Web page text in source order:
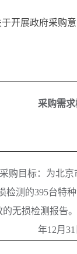
展政府采购意
采购需
购目标：为北
检测的395台特
无损检测报告
年12月31